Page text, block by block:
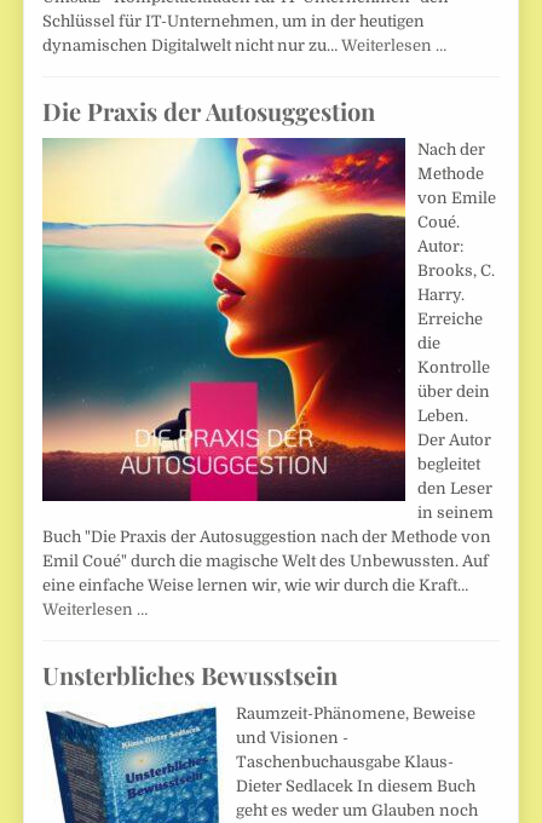
Schlüssel für IT-Unternehmen, um in der heutigen
dynamischen Digitalwelt nicht nur zu…Weiterlesen …
Die Praxis der Autosuggestion
Nach der
Methode
von Emile
Coué.
Autor:
Brooks, C.
Harry.
Erreiche
die
Kontrolle
über dein
Leben.
Der Autor
begleitet
den Leser
in seinem
Buch "Die Praxis der Autosuggestion nach der Methode von
Emil Coué" durch die magische Welt des Unbewussten. Auf
eine einfache Weise lernen wir, wie wir durch die Kraft…
Weiterlesen …
Unsterbliches Bewusstsein
Raumzeit-Phänomene, Beweise
und Visionen -
Taschenbuchausgabe Klaus-
Dieter Sedlacek In diesem Buch
geht es weder um Glauben noch